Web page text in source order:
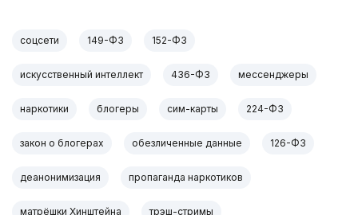
соцсети 149-ФЗ 152-ФЗ
искусственный интеллект 436-ФЗ мессенджеры
наркотики блогеры сим-карты 224-ФЗ
закон о блогерах обезличенные данные 126-ФЗ
деанонимизация пропаганда наркотиков
матрёшки Хинштейна трэш-стримы